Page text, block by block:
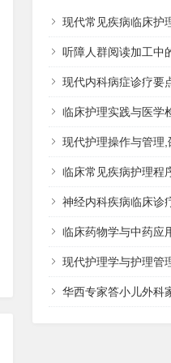
现代常见疾病临床护理,PDF
听障人群阅读加工中的视觉功能补偿
现代内科病症诊疗要点,PDF
临床护理实践与医学检验
现代护理操作与管理,邵晓兰
临床常见疾病护理程序,陈静
神经内科疾病临床诊疗规范,郑华
临床药物学与中药应用,李照明
现代护理学与护理管理,蒋晓珊
华西专家答小儿外科家长问 /华西医